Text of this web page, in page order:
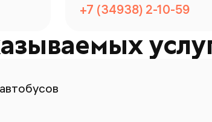
+7 (34938) 2-10-59